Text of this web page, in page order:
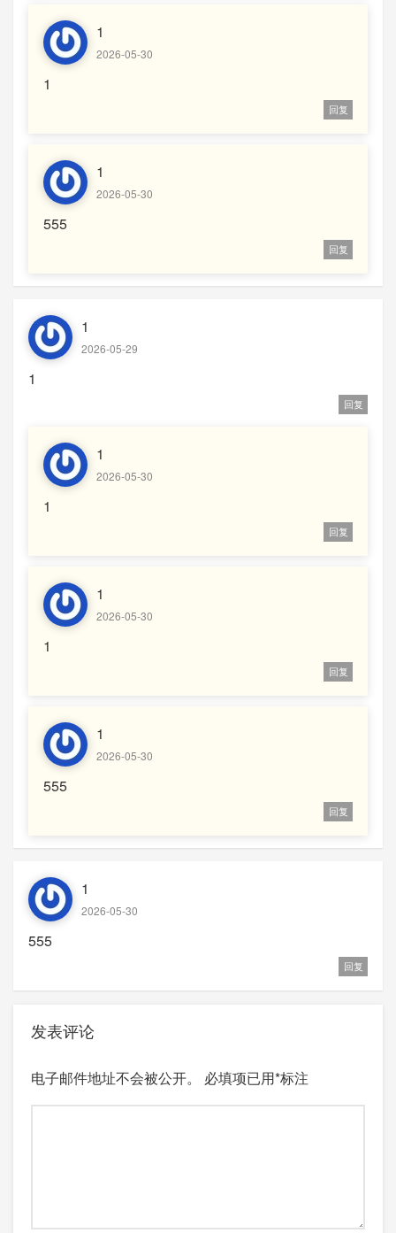
1
2026-05-30
1
回复
1
2026-05-30
555
回复
1
2026-05-29
1
回复
1
2026-05-30
1
回复
1
2026-05-30
1
回复
1
2026-05-30
555
回复
1
2026-05-30
555
回复
发表评论
电子邮件地址不会被公开。 必填项已用*标注